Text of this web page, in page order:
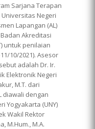
Sarjana Terapan
Universitas Negeri
Lapangan (AL)
Akreditasi
untuk penilaian
10/2021). Asesor
adalah Dr. Ir.
Elektronik Negeri
M.T. dari
diawali dengan
Yogyakarta (UNY)
Wakil Rektor
M.Hum., M.A.